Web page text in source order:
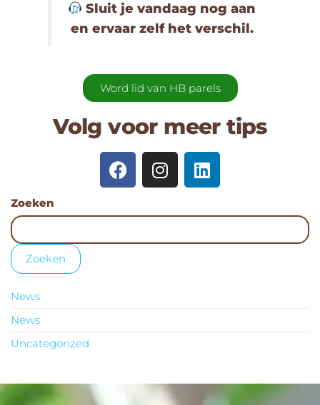
Sluit je vandaag nog aan
en ervaar zelf het verschil.
Word lid van HB parels
Volg voor meer tips
Zoeken
Zoeken
News
News
Uncategorized